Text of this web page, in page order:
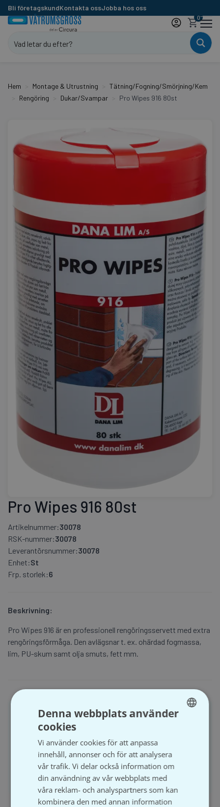
Bli företagskundKontakta ossJobba hos oss
0
Hem Montage & Utrustning
Tätning/Fogning/Smörjning/Kem
Rengöring
Dukar/Svampar Pro Wipes 916 80st
Pro Wipes 916 80st
Artikelnummer:30078
RSK-nummer:30078
Leverantörsnummer:30078
Enhet:St
Frp. storlek:6
Beskrivning:
Pro Wipes 916 är en professionell rengöringsservett med extra
rengöringsförmåga. Den avlägsnar t. ex. ohärdad fogmassa,
lim, PU-skum samt olja smuts, fett mm.
För att handla och se prisuppgifter på Våtrumsgross
behöver du ha ett registrerat företag och aktivt ett
Logga in Bli kund
Denna webbplats använder
cookies
Vi använder cookies för att anpassa
innehåll, annonser och för att analysera
vår trafik. Vi delar också information om
din användning av vår webbplats med
våra reklam- och analyspartners som kan
kombinera den med annan information